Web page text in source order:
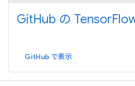
GitHub の
GitHub で表示